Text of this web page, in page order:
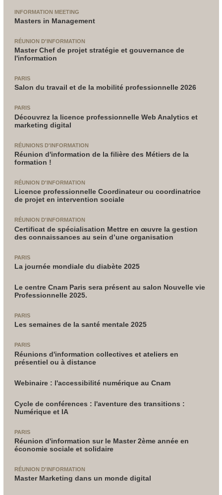
INFORMATION MEETING
Masters in Management
RÉUNION D'INFORMATION
Master Chef de projet stratégie et gouvernance de
l'information
PARIS
Salon du travail et de la mobilité professionnelle 2026
PARIS
Découvrez la licence professionnelle Web Analytics et
marketing digital
RÉUNIONS D'INFORMATION
Réunion d'information de la filière des Métiers de la
formation !
RÉUNION D'INFORMATION
Licence professionnelle Coordinateur ou coordinatrice
de projet en intervention sociale
RÉUNION D'INFORMATION
Certificat de spécialisation Mettre en œuvre la gestion
des connaissances au sein d’une organisation
PARIS
La journée mondiale du diabète 2025
Le centre Cnam Paris sera présent au salon Nouvelle vie
Professionnelle 2025.
PARIS
Les semaines de la santé mentale 2025
PARIS
Réunions d'information collectives et ateliers en
présentiel ou à distance
Webinaire : l'accessibilité numérique au Cnam
Cycle de conférences : l'aventure des transitions :
Numérique et IA
PARIS
Réunion d'information sur le Master 2ème année en
économie sociale et solidaire
RÉUNION D'INFORMATION
Master Marketing dans un monde digital